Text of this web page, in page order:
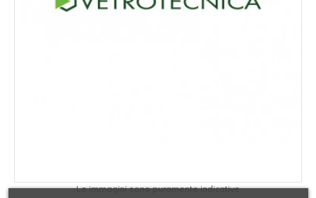
Le immagini sono puramente indicative